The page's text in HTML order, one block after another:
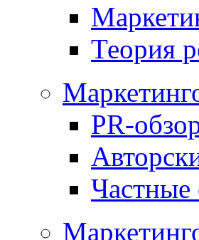
Теория
PR-
Частные